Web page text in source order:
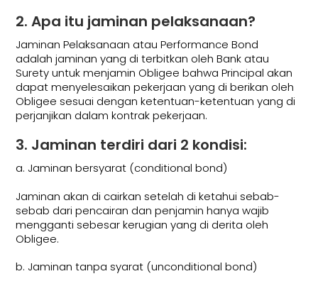
2. Apa itu jaminan pelaksanaan?
Jaminan Pelaksanaan atau Performance Bond
adalah jaminan yang di terbitkan oleh Bank atau
Surety untuk menjamin Obligee bahwa Principal akan
dapat menyelesaikan pekerjaan yang di berikan oleh
Obligee sesuai dengan ketentuan-ketentuan yang di
perjanjikan dalam kontrak pekerjaan.
3. Jaminan terdiri dari 2 kondisi:
a. Jaminan bersyarat (conditional bond)
Jaminan akan di cairkan setelah di ketahui sebab-
sebab dari pencairan dan penjamin hanya wajib
mengganti sebesar kerugian yang di derita oleh
Obligee.
b. Jaminan tanpa syarat (unconditional bond)